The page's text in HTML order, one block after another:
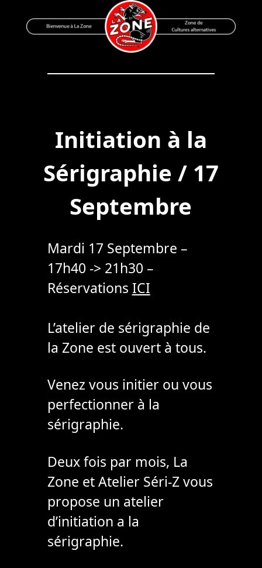
to
Bienvenue à La Zone
Zone de Cultures Alternatives
Initiation à la
Sérigraphie / 17
Septembre
Mardi 17 Septembre –
17h40 -> 21h30 –
Réservations ICI
L’atelier de sérigraphie de
la Zone est ouvert à tous.
Venez vous initier ou vous
perfectionner à la
sérigraphie.
Deux fois par mois, La
Zone et Atelier Séri-Z vous
propose un atelier
d’initiation a la
sérigraphie.